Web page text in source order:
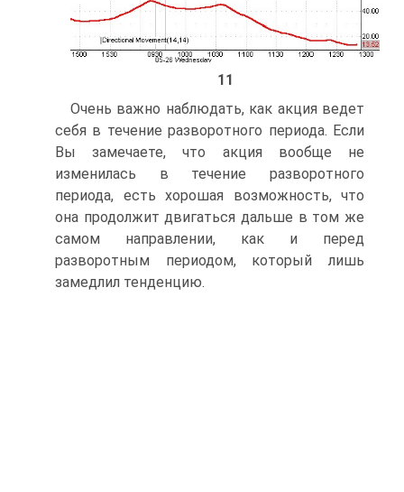
11
Очень важно наблюдать, как акция ведет
себя в течение разворотного периода. Если
Вы замечаете, что акция вообще не
изменилась в течение разворотного
периода, есть хорошая возможность, что
она продолжит двигаться дальше в том же
самом направлении, как и перед
разворотным периодом, который лишь
замедлил тенденцию.